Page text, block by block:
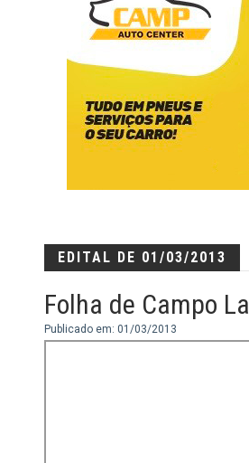
EDITAL DE 01/03/2013
Folha de Campo
Publicado em: 01/03/2013